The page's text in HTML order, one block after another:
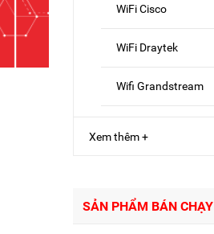
WiFi Cisco
WiFi Draytek
Wifi Grandstream
Xem thêm +
SẢN PHẨM BÁN CHẠY